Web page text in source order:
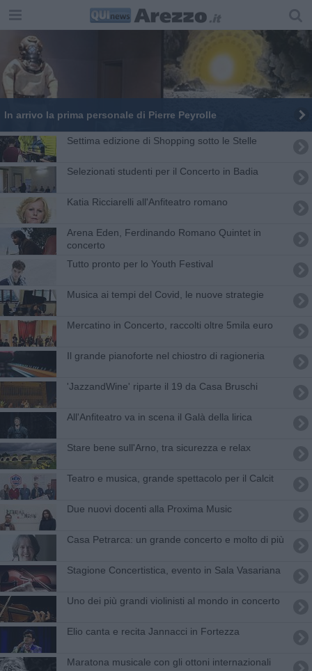
In arrivo la prima personale di Pierre Peyrolle
Settima edizione di Shopping sotto le Stelle
Selezionati studenti per il Concerto in Badia
Katia Ricciarelli all'Anfiteatro romano
Arena Eden, Ferdinando Romano Quintet in
concerto
Tutto pronto per lo Youth Festival
Musica ai tempi del Covid, le nuove strategie
Mercatino in Concerto, raccolti oltre 5mila euro
Il grande pianoforte nel chiostro di ragioneria
'JazzandWine' riparte il 19 da Casa Bruschi
All'Anfiteatro va in scena il Galà della lirica
Stare bene sull'Arno, tra sicurezza e relax
Teatro e musica, grande spettacolo per il Calcit
Due nuovi docenti alla Proxima Music
Casa Petrarca: un grande concerto e molto di più
Stagione Concertistica, evento in Sala Vasariana
Uno dei più grandi violinisti al mondo in concerto
Elio canta e recita Jannacci in Fortezza
Maratona musicale con gli ottoni internazionali